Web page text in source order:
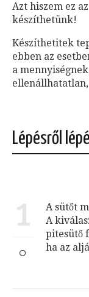
Azt hiszem ez
készíthetünk!
Készíthetitek
ebben az
a
ellenállhatatlan,
Lépésről
1
A sütőt
A
pitesütő
ha az